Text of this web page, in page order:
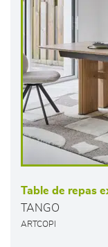
Table de repas
TANGO
ARTCOPI